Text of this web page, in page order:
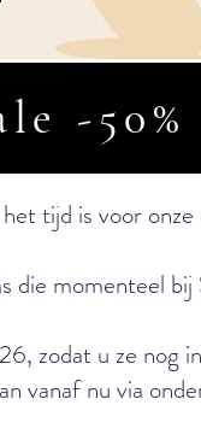
-50%
tijd is voor onze
die momenteel bij
zodat u ze nog
vanaf nu via